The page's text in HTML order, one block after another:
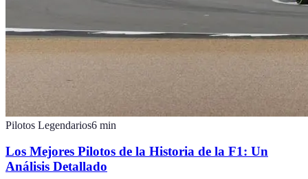
Pilotos Legendarios6 min
Los Mejores Pilotos de la Historia de la F1: Un
Análisis Detallado